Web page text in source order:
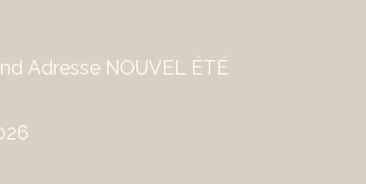
Adresse NOUVEL ÉTÉ